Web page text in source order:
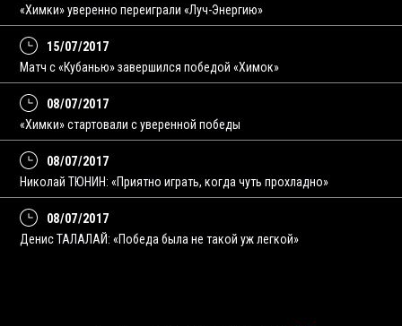
«Химки» уверенно переиграли «Луч-Энергию»
15/07/2017
Матч с «Кубанью» завершился победой «Химок»
08/07/2017
«Химки» стартовали с уверенной победы
08/07/2017
Николай ТЮНИН: «Приятно играть, когда чуть прохладно»
08/07/2017
Денис ТАЛАЛАЙ: «Победа была не такой уж легкой»